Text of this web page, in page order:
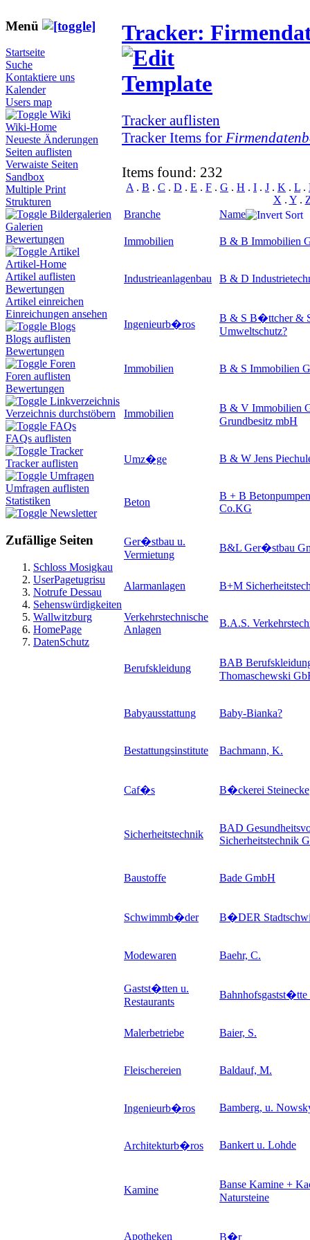
Menü
Startseite
Suche
Kontaktiere uns
Kalender
Users map
Wiki
Wiki-Home
Neueste Änderungen
Seiten auflisten
Verwaiste Seiten
Sandbox
Multiple Print
Strukturen
Bildergalerien
Galerien
Bewertungen
Artikel
Artikel-Home
Artikel auflisten
Bewertungen
Artikel einreichen
Einreichungen ansehen
Blogs
Blogs auflisten
Bewertungen
Foren
Foren auflisten
Bewertungen
Linkverzeichnis
Verzeichnis durchstöbern
FAQs
FAQs auflisten
Tracker
Tracker auflisten
Umfragen
Umfragen auflisten
Statistiken
Newsletter
Zufällige Seiten
Schloss Mosigkau
UserPagetugrisu
Notrufe Dessau
Sehenswürdigkeiten
Wallwitzburg
HomePage
DatenSchutz
Tracker:
Tracker auflisten
Tracker Items for
Items found: 232
A . B . C . D . E . F . G . H . I . J . K . L .
X . Y.
Branche
Name
Immobilien B & B Immobilien
Industrieanlagenbau B & D
Ingenieurb�ros
B & S B�ttcher &
Umweltschutz?
Immobilien B & S Immobilien
Immobilien
B & V Immobilien
Grundbesitz mbH
Umz�ge B & W Jens
Beton
B + B
Co.KG
Ger�stbau u.
Vermietung
B&L Ger�stbau
Alarmanlagen B+M
Verkehrstechnische
Anlagen
B.A.S.
Berufskleidung
BAB
Thomaschewski
Babyausstattung Baby-Bianka?
Bestattungsinstitute Bachmann, K.
Caf�s B�ckerei Steinecke
Sicherheitstechnik
BAD
Sicherheitstechnik
Baustoffe Bade GmbH
Schwimmb�der B�DER
Modewaren Baehr, C.
Gastst�tten u.
Restaurants
Malerbetriebe Baier, S.
Fleischereien Baldauf, M.
Ingenieurb�ros Bamberg, u.
Architekturb�ros Bankert u. Lohde
Kamine
Banse Kamine +
Natursteine
Apotheken B�r